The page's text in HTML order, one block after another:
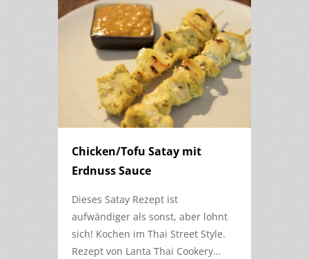
Chicken/Tofu Satay mit
Erdnuss Sauce
Dieses Satay Rezept ist
aufwändiger als sonst, aber lohnt
sich! Kochen im Thai Street Style.
Rezept von Lanta Thai Cookery…